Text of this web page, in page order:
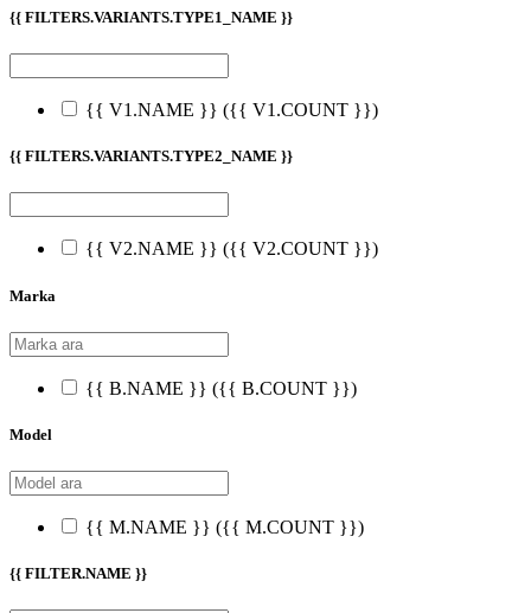
{{ FILTERS.VARIANTS.TYPE1_NAME }}
{{ V1.NAME }} ({{ V1.COUNT }})
{{ FILTERS.VARIANTS.TYPE2_NAME }}
{{ V2.NAME }} ({{ V2.COUNT }})
Marka
{{ B.NAME }} ({{ B.COUNT }})
Model
{{ M.NAME }} ({{ M.COUNT }})
{{ FILTER.NAME }}